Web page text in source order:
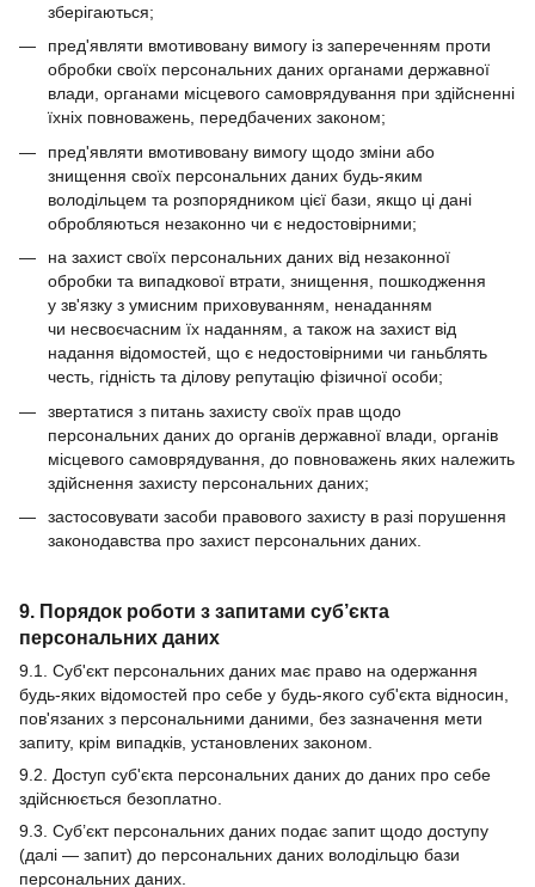
зберігаються;
пред'являти вмотивовану вимогу із запереченням проти
обробки своїх персональних даних органами державної
влади, органами місцевого самоврядування при здійсненні
їхніх повноважень, передбачених законом;
пред'являти вмотивовану вимогу щодо зміни або
знищення своїх персональних даних будь-яким
володільцем та розпорядником цієї бази, якщо ці дані
обробляються незаконно чи є недостовірними;
на захист своїх персональних даних від незаконної
обробки та випадкової втрати, знищення, пошкодження
у зв'язку з умисним приховуванням, ненаданням
чи несвоєчасним їх наданням, а також на захист від
надання відомостей, що є недостовірними чи ганьблять
честь, гідність та ділову репутацію фізичної особи;
звертатися з питань захисту своїх прав щодо
персональних даних до органів державної влади, органів
місцевого самоврядування, до повноважень яких належить
здійснення захисту персональних даних;
застосовувати засоби правового захисту в разі порушення
законодавства про захист персональних даних.
9. Порядок роботи з запитами суб’єкта
персональних даних
9.1. Суб'єкт персональних даних має право на одержання
будь-яких відомостей про себе у будь-якого суб'єкта відносин,
пов'язаних з персональними даними, без зазначення мети
запиту, крім випадків, установлених законом.
9.2. Доступ суб'єкта персональних даних до даних про себе
здійснюється безоплатно.
9.3. Суб’єкт персональних даних подає запит щодо доступу
(далі — запит) до персональних даних володільцю бази
персональних даних.